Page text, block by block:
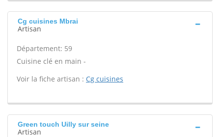
Cg cuisines Mbrai
Artisan
Département: 59
Cuisine clé en main -
Voir la fiche artisan : Cg cuisines
Green touch Uilly sur seine
Artisan